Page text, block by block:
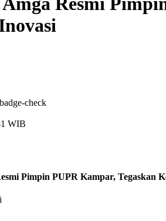
WIB
Pimpin PUPR Kampar, Tegaskan